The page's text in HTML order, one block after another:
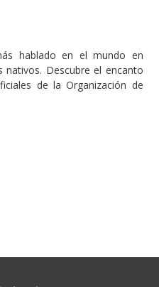
hablado en el mundo en
Descubre el encanto
de la Organización de